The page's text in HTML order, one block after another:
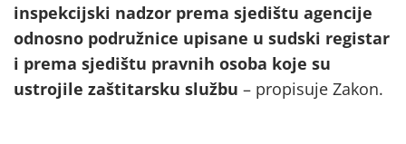
inspekcijski nadzor prema sjedištu agencije
odnosno podružnice upisane u sudski registar
i prema sjedištu pravnih osoba koje su
ustrojile zaštitarsku službu – propisuje Zakon.